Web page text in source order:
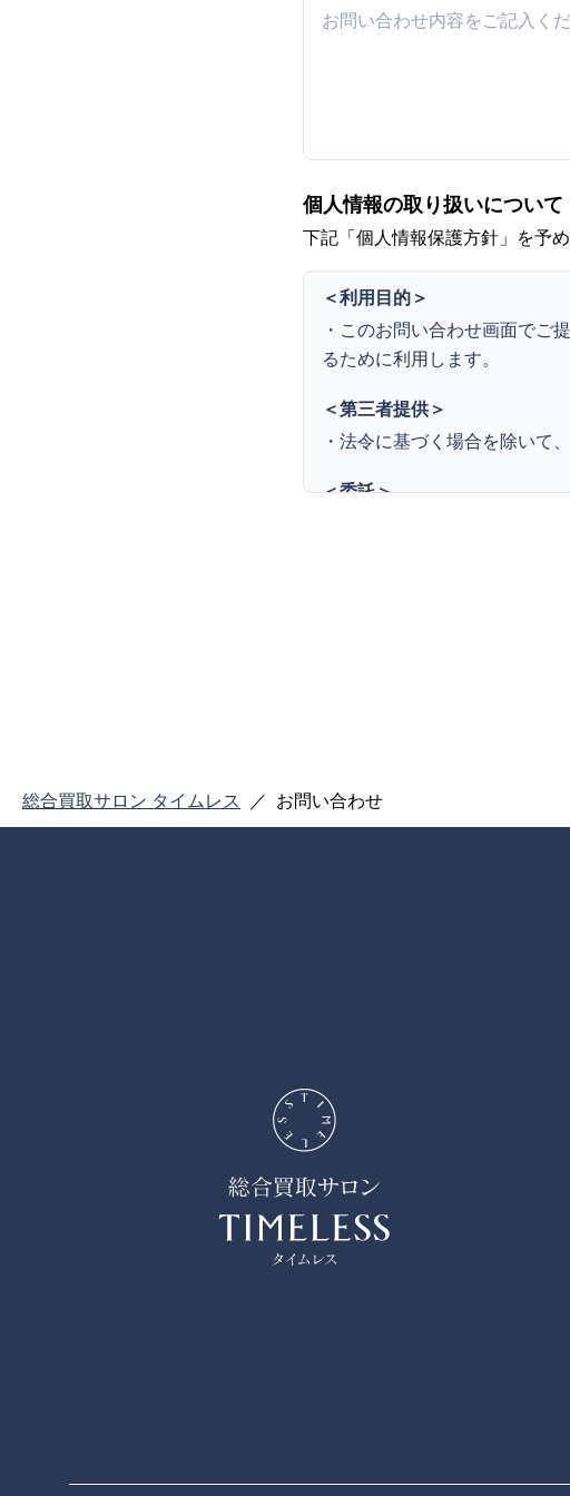
個人情報の取り扱いについて
下記「個人情報保護方針」を予
＜利用目的＞
・このお問い合わせ画面でご
るために利用します。
＜第三者提供＞
・法令に基づく場合を除いて
＜委託＞
管理が図られるよう、委託先
・当個人情報の利用目的の通
の提供の停止（「開示等」と
総合買取サロン タイムレス お問い合わせ